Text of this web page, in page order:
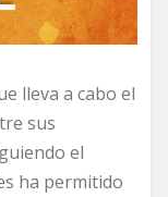
lleva a cabo el
sus
el
ha permitido